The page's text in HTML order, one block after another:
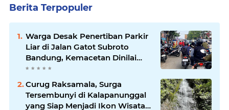
Berita Terpopuler
Warga Desak Penertiban Parkir
Liar di Jalan Gatot Subroto
Bandung, Kemacetan Dinilai
Makin Mengkhawatirkan
Curug Raksamala, Surga
Tersembunyi di Kalapanunggal
yang Siap Menjadi Ikon Wisata